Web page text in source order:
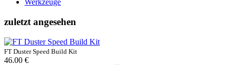
Werkzeuge
zuletzt angesehen
FT Duster Speed Build Kit
46.00 €